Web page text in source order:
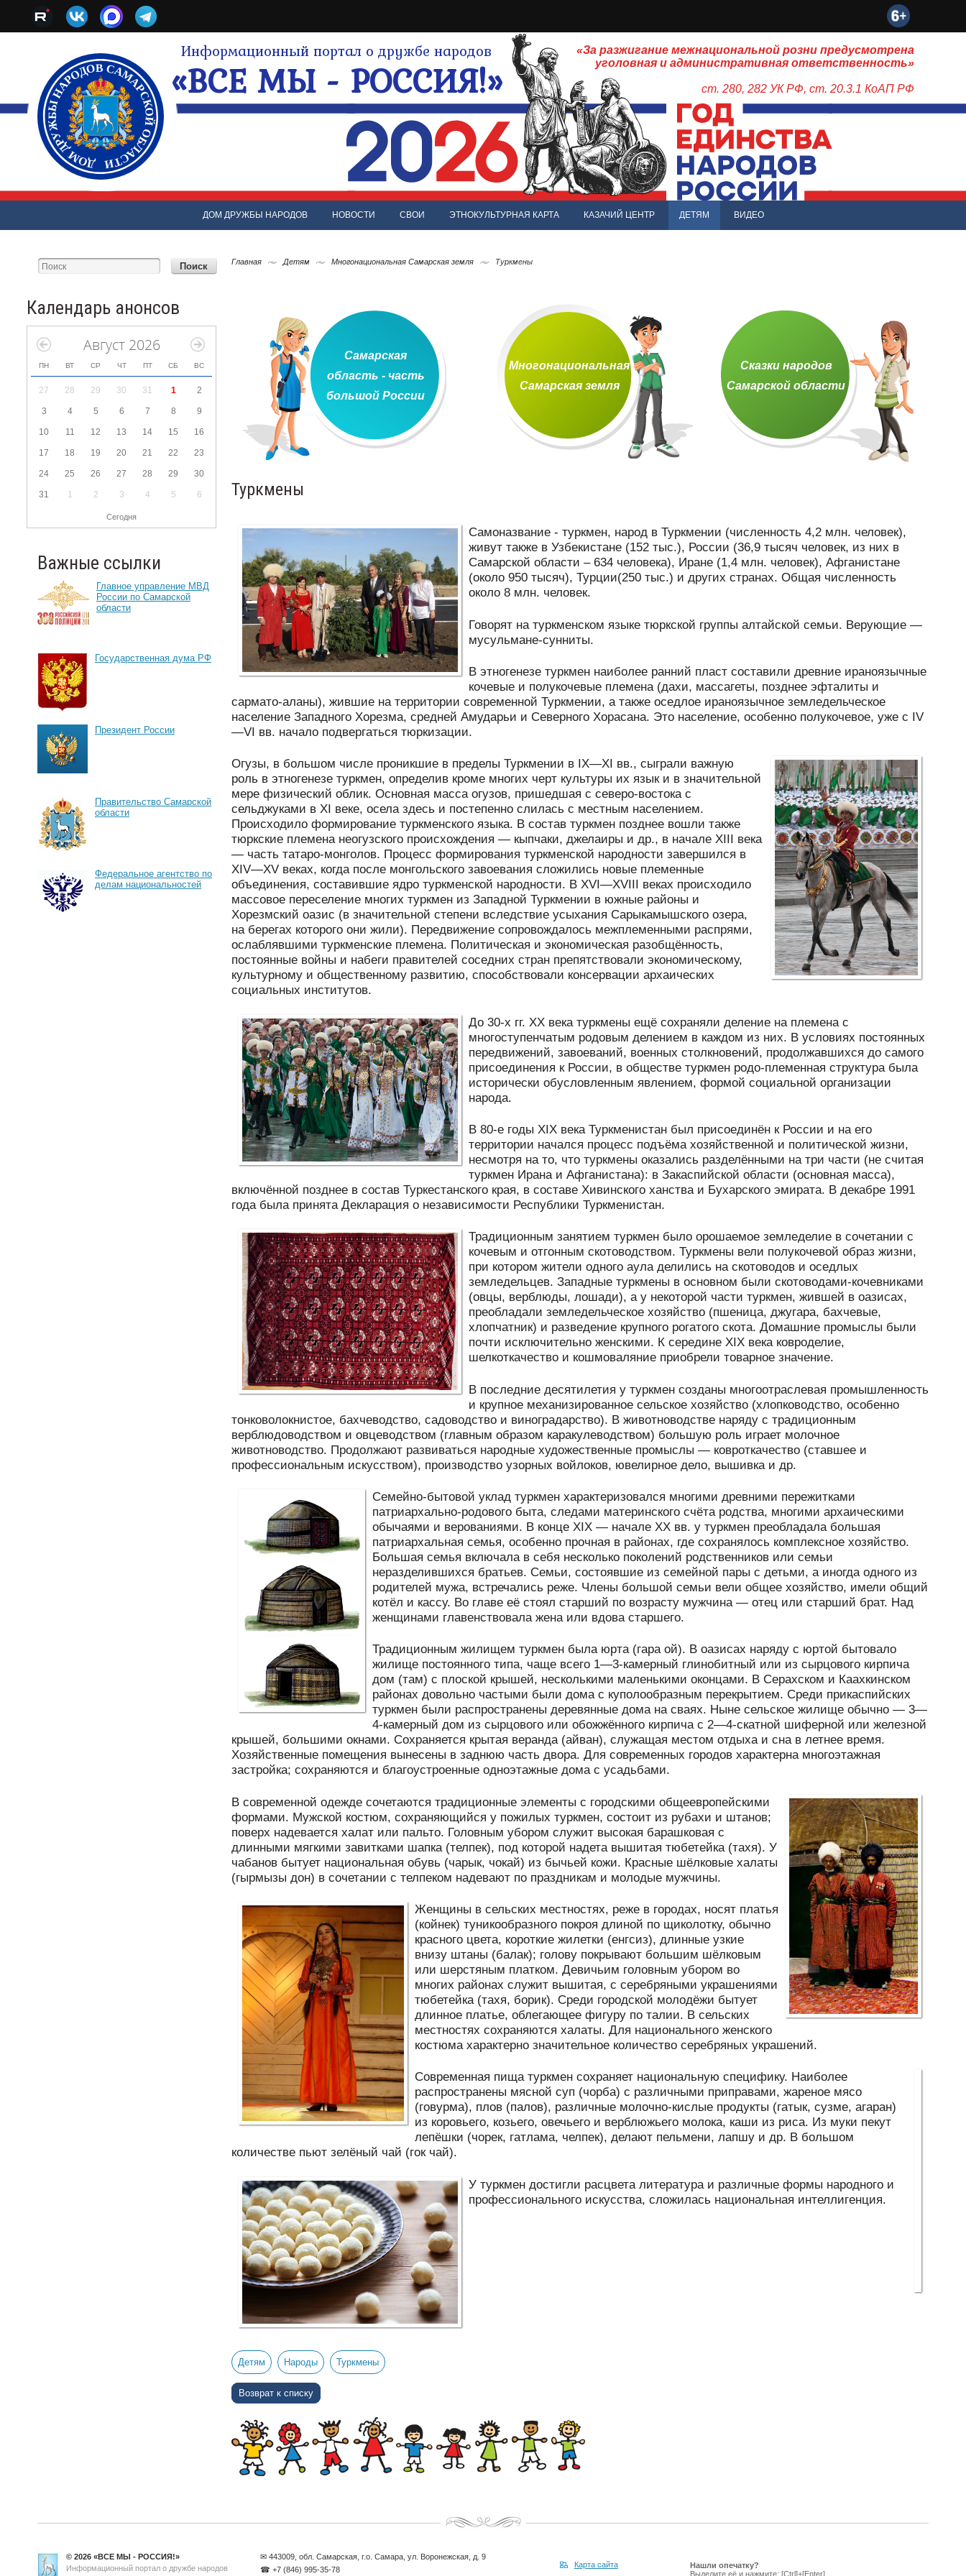
Информационный портал о дружбе народов
«ВСЕ МЫ - РОССИЯ!»
«За разжигание межнациональной розни предусмотрена
уголовная и административная ответственность»
ст. 280, 282 УК РФ, ст. 20.3.1 КоАП РФ
ДОМ ДРУЖБЫ НАРОДОВ НОВОСТИ СВОИ ЭТНОКУЛЬТУРНАЯ КАРТА КАЗАЧИЙ ЦЕНТР ДЕТЯМ ВИДЕО
Календарь анонсов
Август 2026
ПН ВТ СР ЧТ ПТ СБ ВС
27 28 29 30 31 1 2
3 4 5 6 7 8 9
10 11 12 13 14 15 16
17 18 19 20 21 22 23
24 25 26 27 28 29 30
31 1 2 3 4 5 6
Сегодня
Важные ссылки
Главное управление МВД
России по Самарской
области
Государственная дума РФ
Президент России
Правительство Самарской
области
Федеральное агентство по
делам национальностей
Главная Детям Многонациональная Самарская земля Туркмены
Самарская
область - часть
большой России
Многонациональная
Самарская земля
Сказки народов
Самарской области
Туркмены
Самоназвание - туркмен, народ в Туркмении (численность 4,2 млн. человек),
живут также в Узбекистане (152 тыс.), России (36,9 тысяч человек, из них в
Самарской области – 634 человека), Иране (1,4 млн. человек), Афганистане
(около 950 тысяч), Турции(250 тыс.) и других странах. Общая численность
около 8 млн. человек.
Говорят на туркменском языке тюркской группы алтайской семьи. Верующие —
мусульмане-сунниты.
В этногенезе туркмен наиболее ранний пласт составили древние ираноязычные
кочевые и полукочевые племена (дахи, массагеты, позднее эфталиты и
сармато-аланы), жившие на территории современной Туркмении, а также оседлое ираноязычное земледельческое
население Западного Хорезма, средней Амударьи и Северного Хорасана. Это население, особенно полукочевое, уже с IV
—VI вв. начало подвергаться тюркизации.
Огузы, в большом числе проникшие в пределы Туркмении в IX—XI вв., сыграли важную
роль в этногенезе туркмен, определив кроме многих черт культуры их язык и в значительной
мере физический облик. Основная масса огузов, пришедшая с северо-востока с
сельджуками в XI веке, осела здесь и постепенно слилась с местным населением.
Происходило формирование туркменского языка. В состав туркмен позднее вошли также
тюркские племена неогузского происхождения — кыпчаки, джелаиры и др., в начале XIII века
— часть татаро-монголов. Процесс формирования туркменской народности завершился в
XIV—XV веках, когда после монгольского завоевания сложились новые племенные
объединения, составившие ядро туркменской народности. В XVI—XVIII веках происходило
массовое переселение многих туркмен из Западной Туркмении в южные районы и
Хорезмский оазис (в значительной степени вследствие усыхания Сарыкамышского озера,
на берегах которого они жили). Передвижение сопровождалось межплеменными распрями,
ослаблявшими туркменские племена. Политическая и экономическая разобщённость,
постоянные войны и набеги правителей соседних стран препятствовали экономическому,
культурному и общественному развитию, способствовали консервации архаических
социальных институтов.
До 30-х гг. XX века туркмены ещё сохраняли деление на племена с
многоступенчатым родовым делением в каждом из них. В условиях постоянных
передвижений, завоеваний, военных столкновений, продолжавшихся до самого
присоединения к России, в обществе туркмен родо-племенная структура была
исторически обусловленным явлением, формой социальной организации
народа.
В 80-е годы XIX века Туркменистан был присоединён к России и на его
территории начался процесс подъёма хозяйственной и политической жизни,
несмотря на то, что туркмены оказались разделёнными на три части (не считая
туркмен Ирана и Афганистана): в Закаспийской области (основная масса),
включённой позднее в состав Туркестанского края, в составе Хивинского ханства и Бухарского эмирата. В декабре 1991
года была принята Декларация о независимости Республики Туркменистан.
Традиционным занятием туркмен было орошаемое земледелие в сочетании с
кочевым и отгонным скотоводством. Туркмены вели полукочевой образ жизни,
при котором жители одного аула делились на скотоводов и оседлых
земледельцев. Западные туркмены в основном были скотоводами-кочевниками
(овцы, верблюды, лошади), а у некоторой части туркмен, жившей в оазисах,
преобладали земледельческое хозяйство (пшеница, джугара, бахчевые,
хлопчатник) и разведение крупного рогатого скота. Домашние промыслы были
почти исключительно женскими. К середине XIX века ковроделие,
шелкоткачество и кошмоваляние приобрели товарное значение.
В последние десятилетия у туркмен созданы многоотраслевая промышленность
и крупное механизированное сельское хозяйство (хлопководство, особенно
тонковолокнистое, бахчеводство, садоводство и виноградарство). В животноводстве наряду с традиционным
верблюдоводством и овцеводством (главным образом каракулеводством) большую роль играет молочное
животноводство. Продолжают развиваться народные художественные промыслы — ковроткачество (ставшее и
профессиональным искусством), производство узорных войлоков, ювелирное дело, вышивка и др.
Семейно-бытовой уклад туркмен характеризовался многими древними пережитками
патриархально-родового быта, следами материнского счёта родства, многими архаическими
обычаями и верованиями. В конце XIX — начале XX вв. у туркмен преобладала большая
патриархальная семья, особенно прочная в районах, где сохранялось комплексное хозяйство.
Большая семья включала в себя несколько поколений родственников или семьи
неразделившихся братьев. Семьи, состоявшие из семейной пары с детьми, а иногда одного из
родителей мужа, встречались реже. Члены большой семьи вели общее хозяйство, имели общий
котёл и кассу. Во главе её стоял старший по возрасту мужчина — отец или старший брат. Над
женщинами главенствовала жена или вдова старшего.
Традиционным жилищем туркмен была юрта (гара ой). В оазисах наряду с юртой бытовало
жилище постоянного типа, чаще всего 1—3-камерный глинобитный или из сырцового кирпича
дом (там) с плоской крышей, несколькими маленькими оконцами. В Серахском и Каахкинском
районах довольно частыми были дома с куполообразным перекрытием. Среди прикаспийских
туркмен были распространены деревянные дома на сваях. Ныне сельское жилище обычно — 3—
4-камерный дом из сырцового или обожжённого кирпича с 2—4-скатной шиферной или железной
крышей, большими окнами. Сохраняется крытая веранда (айван), служащая местом отдыха и сна в летнее время.
Хозяйственные помещения вынесены в заднюю часть двора. Для современных городов характерна многоэтажная
застройка; сохраняются и благоустроенные одноэтажные дома с усадьбами.
В современной одежде сочетаются традиционные элементы с городскими общеевропейскими
формами. Мужской костюм, сохраняющийся у пожилых туркмен, состоит из рубахи и штанов;
поверх надевается халат или пальто. Головным убором служит высокая барашковая с
длинными мягкими завитками шапка (телпек), под которой надета вышитая тюбетейка (тахя). У
чабанов бытует национальная обувь (чарык, чокай) из бычьей кожи. Красные шёлковые халаты
(гырмызы дон) в сочетании с телпеком надевают по праздникам и молодые мужчины.
Женщины в сельских местностях, реже в городах, носят платья
(койнек) туникообразного покроя длиной по щиколотку, обычно
красного цвета, короткие жилетки (енгсиз), длинные узкие
внизу штаны (балак); голову покрывают большим шёлковым
или шерстяным платком. Девичьим головным убором во
многих районах служит вышитая, с серебряными украшениями
тюбетейка (тахя, борик). Среди городской молодёжи бытует
длинное платье, облегающее фигуру по талии. В сельских
местностях сохраняются халаты. Для национального женского
костюма характерно значительное количество серебряных украшений.
Современная пища туркмен сохраняет национальную специфику. Наиболее
распространены мясной суп (чорба) с различными приправами, жареное мясо
(говурма), плов (палов), различные молочно-кислые продукты (гатык, сузме, агаран)
из коровьего, козьего, овечьего и верблюжьего молока, каши из риса. Из муки пекут
лепёшки (чорек, гатлама, челпек), делают пельмени, лапшу и др. В большом
количестве пьют зелёный чай (гок чай).
У туркмен достигли расцвета литература и различные формы народного и
профессионального искусства, сложилась национальная интеллигенция.
Детям Народы Туркмены
Возврат к списку
© 2026 «ВСЕ МЫ - РОССИЯ!»
Информационный портал о дружбе народов
✉ 443009, обл. Самарская, г.о. Самара, ул. Воронежская, д. 9
☎ +7 (846) 995-35-78
Карта сайта
Нашли опечатку?
Выделите её и нажмите: [Ctrl]+[Enter]